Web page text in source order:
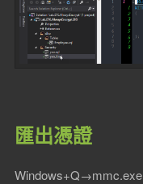
匯出憑證
Windows+Q→mmc.exe